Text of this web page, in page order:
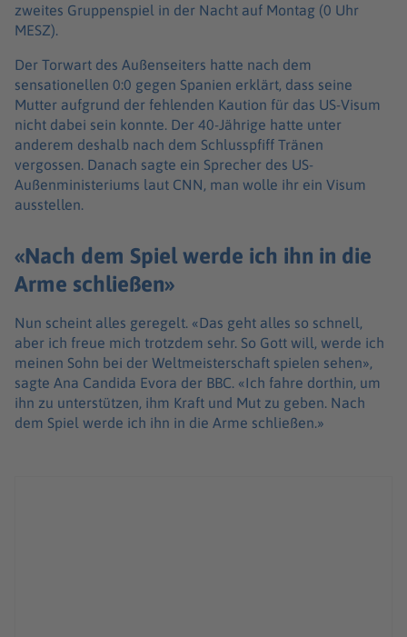
zweites Gruppenspiel in der Nacht auf Montag (0 Uhr
MESZ).
Der Torwart des Außenseiters hatte nach dem
sensationellen 0:0 gegen Spanien erklärt, dass seine
Mutter aufgrund der fehlenden Kaution für das US-Visum
nicht dabei sein konnte. Der 40-Jährige hatte unter
anderem deshalb nach dem Schlusspfiff Tränen
vergossen. Danach sagte ein Sprecher des US-
Außenministeriums laut CNN, man wolle ihr ein Visum
ausstellen.
«Nach dem Spiel werde ich ihn in die
Arme schließen»
Nun scheint alles geregelt. «Das geht alles so schnell,
aber ich freue mich trotzdem sehr. So Gott will, werde ich
meinen Sohn bei der Weltmeisterschaft spielen sehen»,
sagte Ana Candida Evora der BBC. «Ich fahre dorthin, um
ihn zu unterstützen, ihm Kraft und Mut zu geben. Nach
dem Spiel werde ich ihn in die Arme schließen.»